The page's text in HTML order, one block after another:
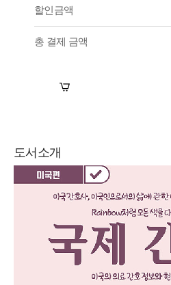
할인금액
총 결제 금액
도서소개